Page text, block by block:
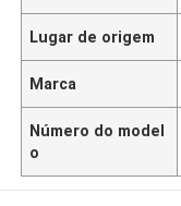
Lugar de origem
Marca
Número do model
o